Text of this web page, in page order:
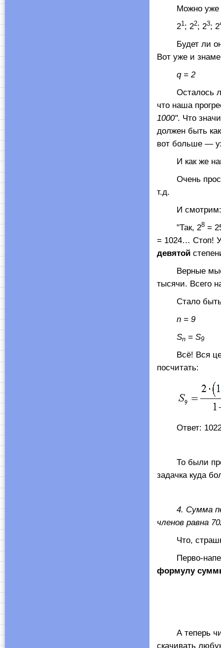
Можно уже
21; 22; 23; 2
Будет ли она
Вот уже и
q= 2
Осталось
что наша
1000". Что
должен быть
вот больше —
И как же
Очень просто!
т.д.
И смотрим:
"Так, 28=
= 1024… Стоп!
девятой
Верные
тысячи. Всего
Стало
n= 9
Sn= S9
Всё! Вся
посчитать:
Ответ:
То были
задачка куда
4. Сумма
членов равна
Что,
Перво-
формулу
А теперь
скачивать